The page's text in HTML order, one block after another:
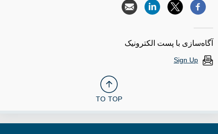
آگاه‌سازی با پست الکترونیک
Sign Up
TO TOP